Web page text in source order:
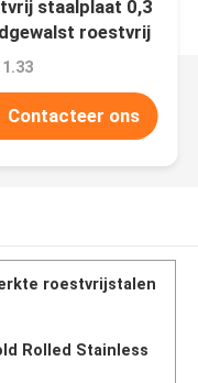
staalplaat 0,3
roestvrij
Contacteer ons
roestvrijstalen
Rolled Stainless